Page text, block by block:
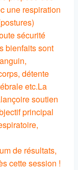
une respiration
sécurité
bienfaits sont
détente
etc.La
soutien
principal
de résultats,
cette session !